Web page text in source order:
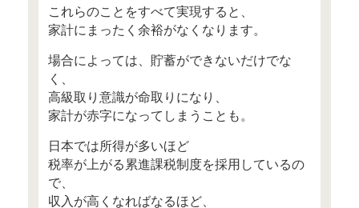
印象的だったのは、
「高収入なのに貯蓄ゼロ」の
世間から見れば、高収入なの
なぜ、「貯蓄ゼロ」なのでし
この方たちに共通しているの
「高給取り」という意識が